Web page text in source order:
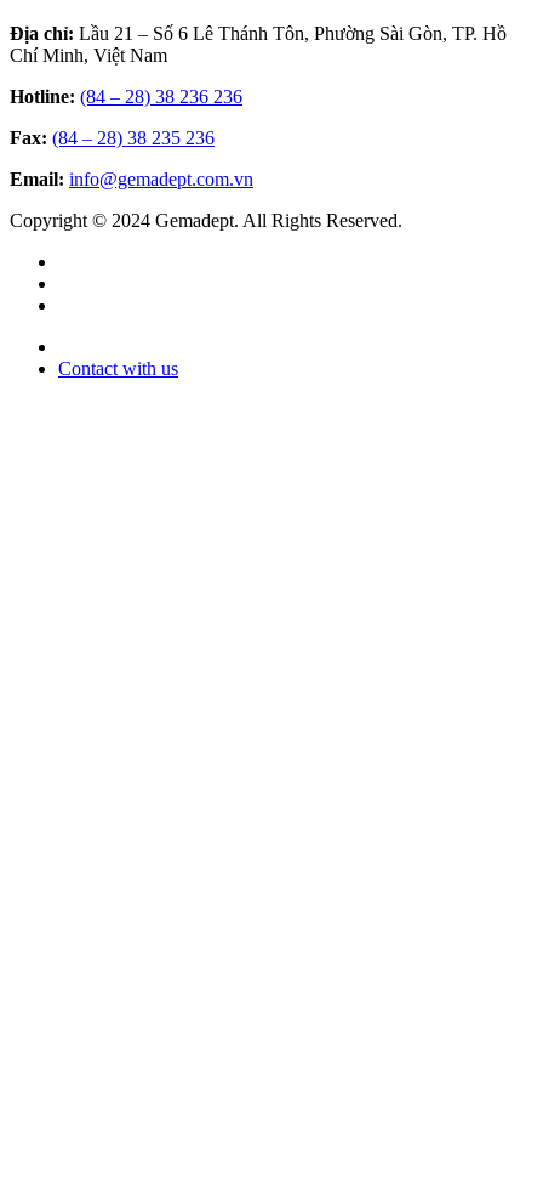
Địa chỉ: Lầu 21 – Số 6 Lê Thánh Tôn, Phường Sài Gòn, TP. Hồ
Chí Minh, Việt Nam
Hotline: (84 – 28) 38 236 236
Fax: (84 – 28) 38 235 236
Email: info@gemadept.com.vn
Copyright © 2024 Gemadept. All Rights Reserved.
Contact with us